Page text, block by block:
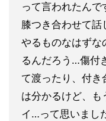
って言われたんで
膝つき合わせて話
やるものなはずな
るんだろう…傷付
て渡ったり、付き
は分かるけど、も
イ…って思いまし